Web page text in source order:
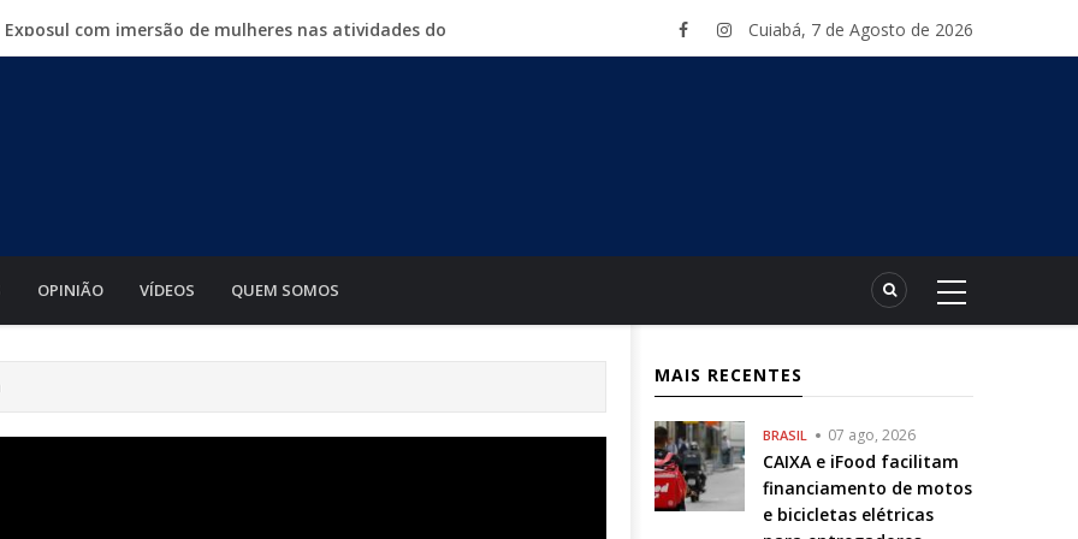
com imersão de mulheres nas atividades do
crimes digitais contra menores
de motos e bicicletas elétricas para entregadores
Cuiabá, 7 de Agosto de 2026
OPINIÃO VÍDEOS QUEM SOMOS
MAIS RECENTES
BRASIL 07 ago, 2026
CAIXA e iFood facilitam
financiamento de motos
e bicicletas elétricas